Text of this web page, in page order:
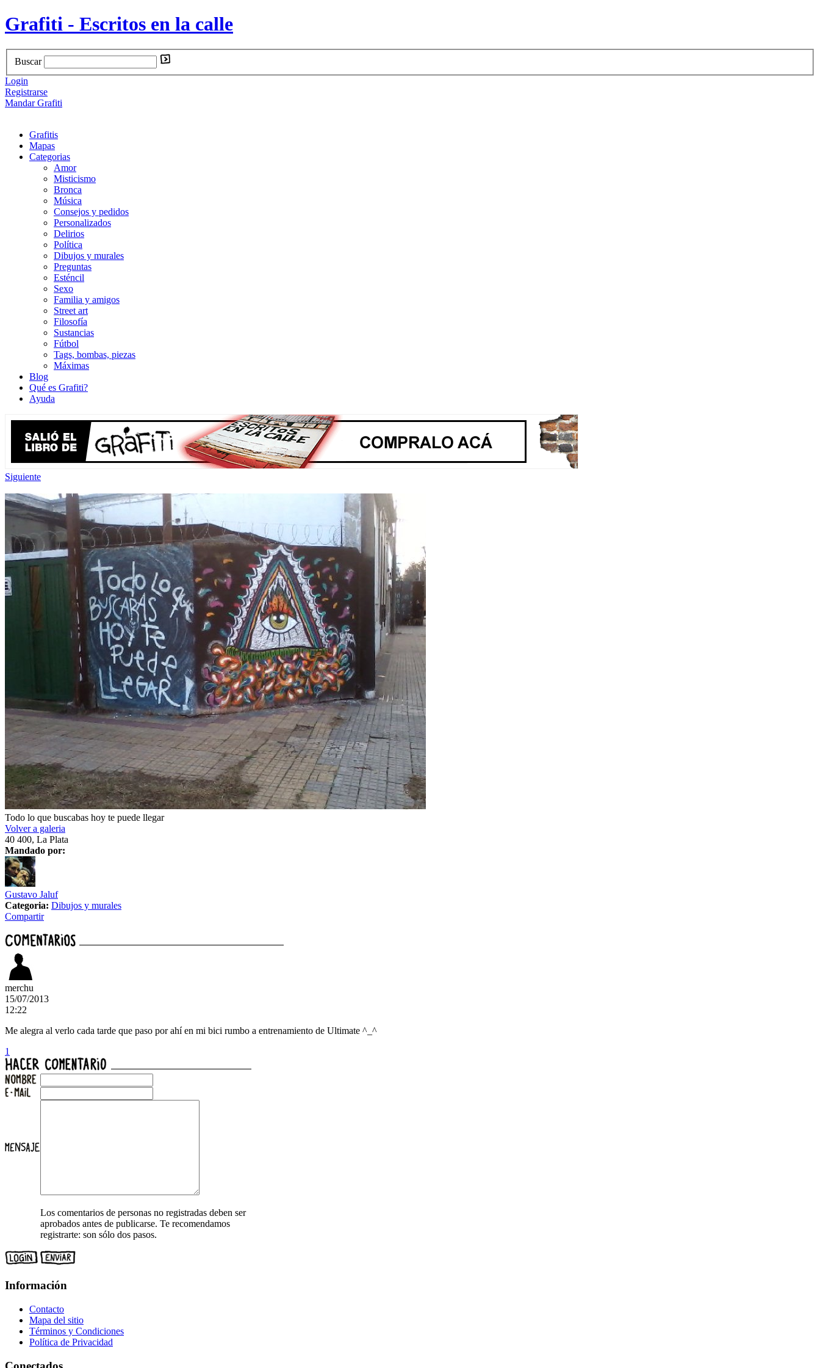
Grafiti - Escritos en la calle
Buscar
Login
Registrarse
Mandar Grafiti
Grafitis
Mapas
Categorias
Amor
Misticismo
Bronca
Música
Consejos y pedidos
Personalizados
Delirios
Política
Dibujos y murales
Preguntas
Esténcil
Sexo
Familia y amigos
Street art
Filosofía
Sustancias
Fútbol
Tags, bombas, piezas
Máximas
Blog
Qué es Grafiti?
Ayuda
Siguiente
Todo lo que buscabas hoy te puede llegar
Volver a galeria
40 400, La Plata
Mandado por:
Gustavo Jaluf
Categoria: Dibujos y murales
Compartir
merchu
15/07/2013
12:22
Me alegra al verlo cada tarde que paso por ahí en mi bici rumbo a entrenamiento de Ultimate ^_^
1
Los comentarios de personas no registradas deben ser
aprobados antes de publicarse. Te recomendamos
registrarte: son sólo dos pasos.
Información
Contacto
Mapa del sitio
Términos y Condiciones
Política de Privacidad